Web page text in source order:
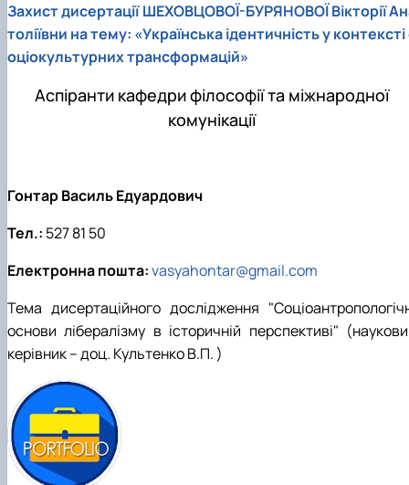
Захист дисертації ШЕХОВЦОВОЇ-БУРЯНОВОЇ Вікторії
толіївни на тему: «Українська ідентичність у контексті
оціокультурних трансформацій»
Аспіранти кафедри філософії та міжнародної
комунікації
Гонтар Василь Едуардович
Тел.: 527 81 50
Електронна пошта:vasyahontar@gmail.com
Тема дисертаційного дослідження
основи лібералізму в історичній перспективі"
керівник – доц. Культенко В.П. )